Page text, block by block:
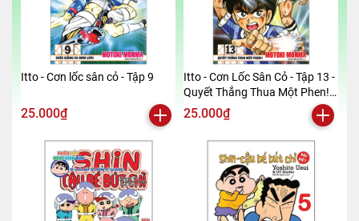
Itto - Cơn lốc sân cỏ - Tập 9
25.000₫
Itto - Cơn Lốc Sân Cỏ - Tập 13 -
Quyết Thắng Thua Một Phen!!
(Tái Bản 2024)
25.000₫